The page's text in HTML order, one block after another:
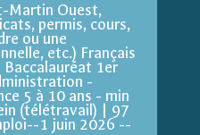
Martin Ouest,
permis, cours,
ou une
etc.) Français
1er
-
5 à 10 ans - min
(télétravail) | 97
1 juin 2026 --